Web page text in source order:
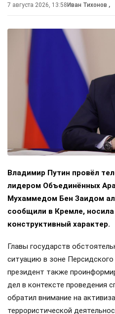
7 августа 2026, 13:58Иван Тихонов ,
Владимир Путин провёл
лидером Объединённых
Мухаммедом Бен Заидом
сообщили в Кремле,
конструктивный характер.
Главы государств
ситуацию в зоне Персидского
президент также
дел в контексте проведения
обратил внимание на
террористической